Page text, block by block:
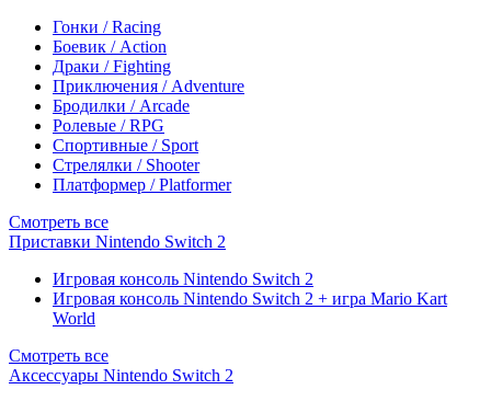
Гонки / Racing
Боевик / Action
Драки / Fighting
Приключения / Adventure
Бродилки / Arcade
Ролевые / RPG
Спортивные / Sport
Стрелялки / Shooter
Платформер / Platformer
Смотреть все
Приставки Nintendo Switch 2
Игровая консоль Nintendo Switch 2
Игровая консоль Nintendo Switch 2 + игра Mario Kart
World
Смотреть все
Аксессуары Nintendo Switch 2